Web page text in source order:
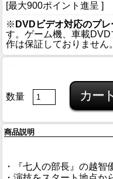
[最大900ポイント進呈 ]
※ DVDビデオ対応のプレ
す。ゲーム機、車載
作は保証しておりません。
数量
商品説明
・『七人の部長』の越智